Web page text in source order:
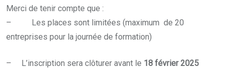
Merci de tenir compte que :
– Les places sont limitées (maximum de 20
entreprises pour la journée de formation)
– L’inscription sera clôturer avant le 18 février 2025